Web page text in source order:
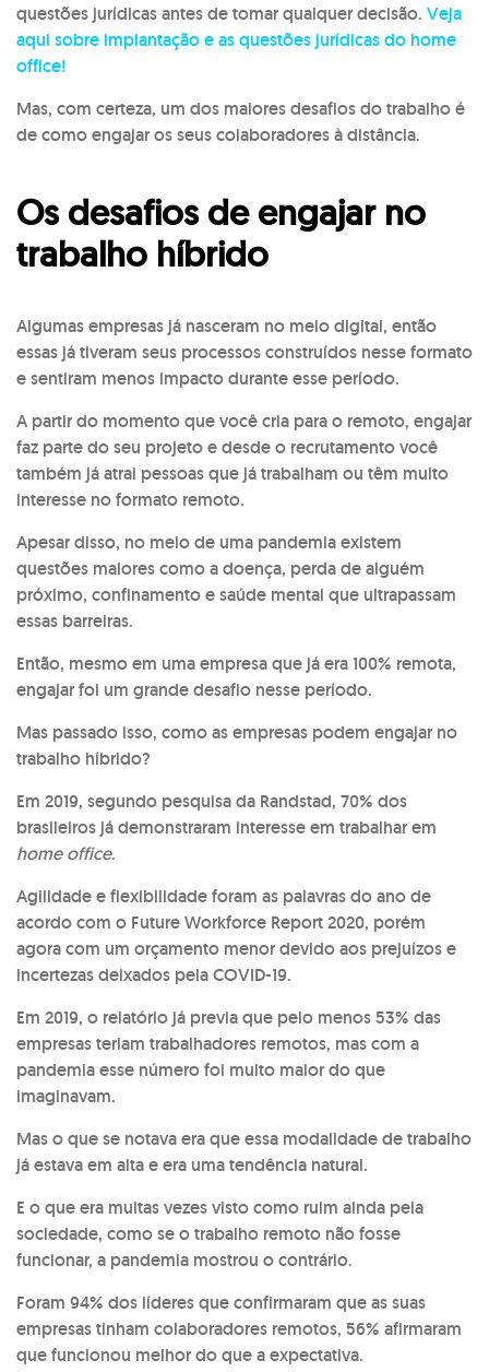
questões jurídicas antes de tomar qualquer decisão. Veja
aqui sobre implantação e as questões jurídicas do home
office!
Mas, com certeza, um dos maiores desafios do trabalho é
de como engajar os seus colaboradores à distância.
Os desafios de engajar no
trabalho híbrido
Algumas empresas já nasceram no meio digital, então
essas já tiveram seus processos construídos nesse formato
e sentiram menos impacto durante esse período.
A partir do momento que você cria para o remoto, engajar
faz parte do seu projeto e desde o recrutamento você
também já atrai pessoas que já trabalham ou têm muito
interesse no formato remoto.
Apesar disso, no meio de uma pandemia existem
questões maiores como a doença, perda de alguém
próximo, confinamento e saúde mental que ultrapassam
essas barreiras.
Então, mesmo em uma empresa que já era 100% remota,
engajar foi um grande desafio nesse período.
Mas passado isso, como as empresas podem engajar no
trabalho híbrido?
Em 2019, segundo pesquisa da Randstad, 70% dos
brasileiros já demonstraram interesse em trabalhar em
home office.
Agilidade e flexibilidade foram as palavras do ano de
acordo com o Future Workforce Report 2020, porém
agora com um orçamento menor devido aos prejuízos e
incertezas deixados pela COVID-19.
Em 2019, o relatório já previa que pelo menos 53% das
empresas teriam trabalhadores remotos, mas com a
pandemia esse número foi muito maior do que
imaginavam.
Mas o que se notava era que essa modalidade de trabalho
já estava em alta e era uma tendência natural.
E o que era muitas vezes visto como ruim ainda pela
sociedade, como se o trabalho remoto não fosse
funcionar, a pandemia mostrou o contrário.
Foram 94% dos líderes que confirmaram que as suas
empresas tinham colaboradores remotos, 56% afirmaram
que funcionou melhor do que a expectativa.